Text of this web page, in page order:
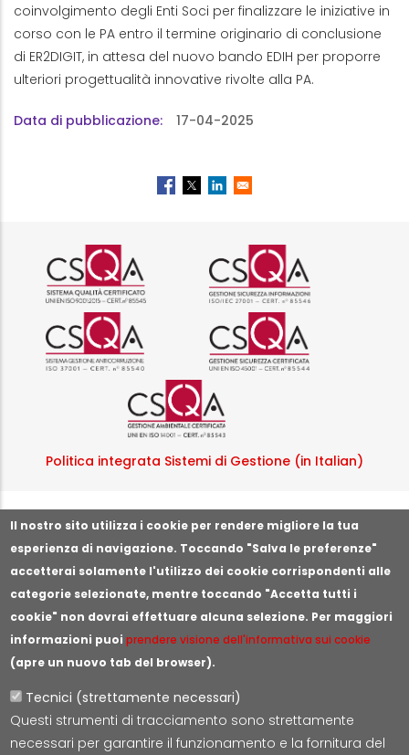
Il nostro sito utilizza i cookie per rendere migliore la tua
esperienza di navigazione. Toccando "Salva le preferenze"
accetterai solamente l'utilizzo dei cookie corrispondenti alle
categorie selezionate, mentre toccando "Accetta tutti i
cookie" non dovrai effettuare alcuna selezione. Per maggiori
informazioni puoiprendere visione dell'informativa sui cookie
(apre un nuovo tab del browser).
Tecnici (strettamente necessari)
Questi strumenti di tracciamento sono strettamente
necessari per garantire il funzionamento e la fornitura del
coinvolgimento degli Enti Soci per finalizzare le iniziative in
corso con le PA entro il termine originario di conclusione
di ER2DIGIT, in attesa del nuovo bando EDIH per proporre
ulteriori progettualità innovative rivolte alla PA.
Data di pubblicazione 17-04-2025
Logo certificazione ISO 9001
Logo
Logo certificazione ISO 37001
Logo
Logo certificazione ISO
Politica integrata Sistemi di Gestione (in Italian)
Segnala illeciti o irregolarità
Lepida S.c.p.A.